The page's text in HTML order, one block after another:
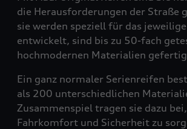
die Herausforderungen der Straße
sie werden speziell für das
entwickelt, sind bis zu 50-fach
hochmodernen Materialien
Ein ganz normaler Serienreifen
als 200 unterschiedlichen
Zusammenspiel tragen sie dazu
Fahrkomfort und Sicherheit zu